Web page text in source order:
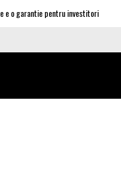
pentru investitori